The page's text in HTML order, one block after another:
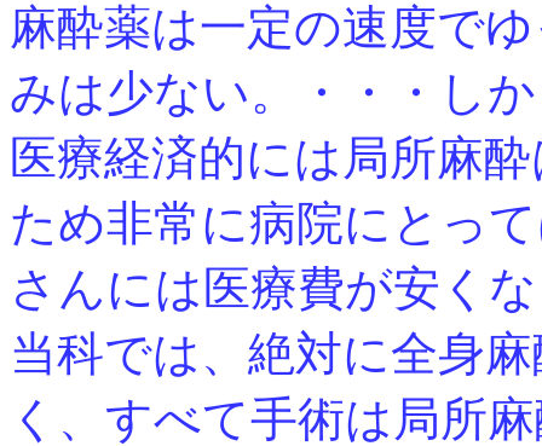
麻酔薬は一定の速度で
みは少ない。・・・し
医療経済的には局所麻
ため非常に病院にとっ
さんには医療費が安く
当科では、絶対に全身
く、すべて手術は局所